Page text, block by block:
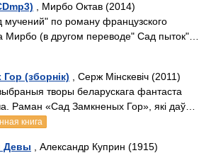
, Мирбо Октав (2014)
мучений" по роману французского
Мирбо (в другом переводе" Сад пыток"…
(зборнік) , Серж Мінскевіч (2011)
творы беларускага фантаста
Раман «Сад Замкненых Гор», які даў…
книга
Девы , Александр Куприн (1915)